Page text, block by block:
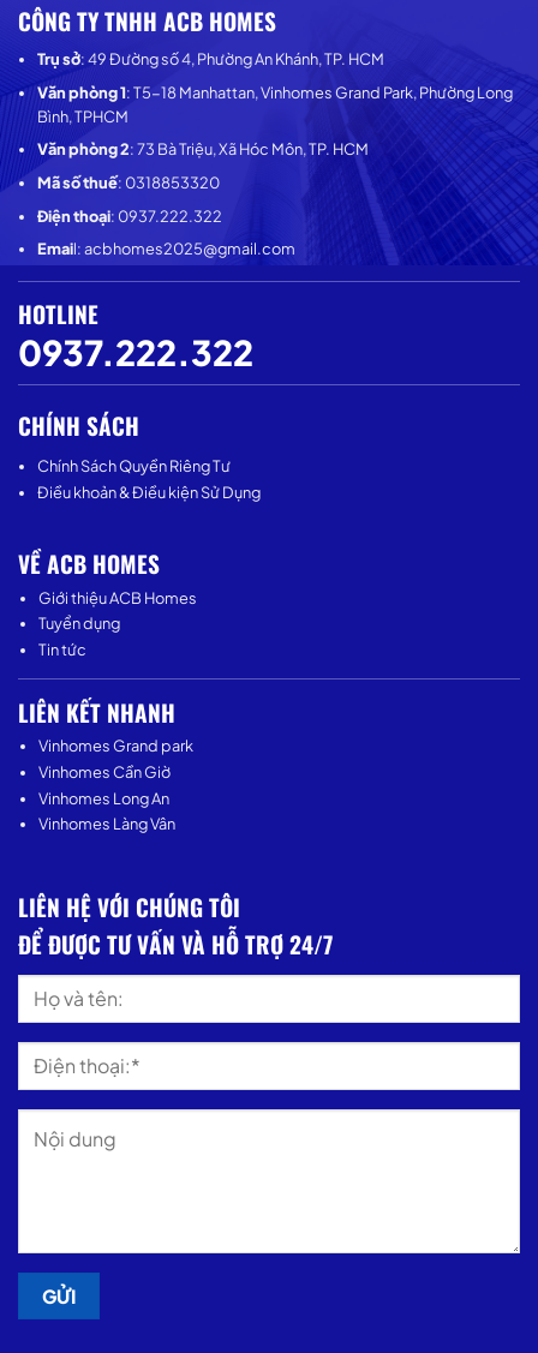
CÔNG TY TNHH АСВ НОMES
Trụ sở: 49 Đường số 4, Phường An Khánh, TP. HCM
Văn phòng 1: T5-18 Manhattan, Vinhomes Grand Park, Phường Long
Bình, TPHCM
Văn phòng 2: 73 Bà Triệu, Xã Hóc Môn, TP. HCM
Mã số thuế: 0318853320
Điện thoại: 0937.222.322
Email: acbhomes2025@gmail.com
HOTLINE
0937.222.322
CHÍNH SÁCH
Chính Sách Quyền Riêng Tư
Điều khoản & Điều kiện Sử Dụng
VỀ ACB HOMES
Giới thiệu ACB Homes
Tuyển dụng
Tin tức
LIÊN KẾT NHANH
Vinhomes Grand park
Vinhomes Cần Giờ
Vinhomes Long An
Vinhomes Làng Vân
LIÊN HỆ VỚI CHÚNG TÔI
ĐỂ ĐƯỢC TƯ VẤN VÀ HỖ TRỢ 24/7